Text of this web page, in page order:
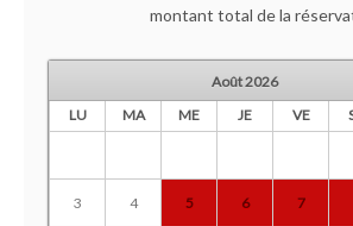
montant total de la
Août2026
LU
MA ME JE VE
3 4 5 6 7